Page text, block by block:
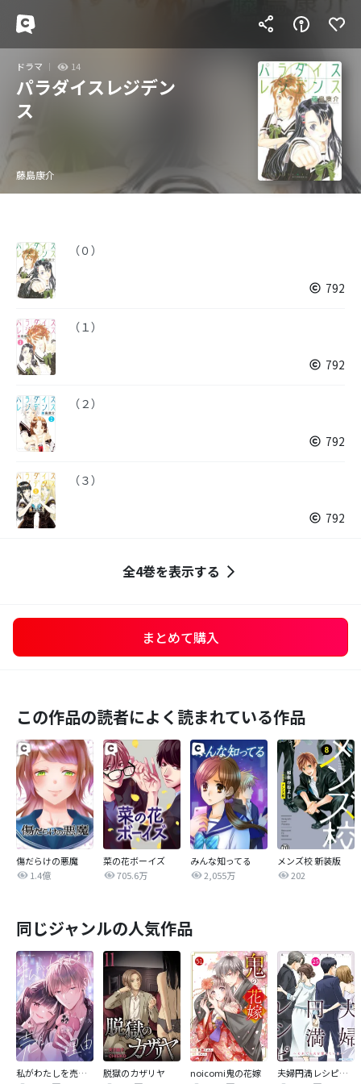
ドラマ 14
パラダイスレジデン
ス
藤島康介
（０）
792
（１）
792
（２）
792
（３）
792
全4巻を表示する
まとめて購入
この作品の読者によく読まれている作品
傷だらけの悪魔
1.4億
菜の花ボーイズ
705.6万
みんな知ってる
2,055万
メンズ校 新装版
202
同じジャンルの人気作品
私がわたしを売る理由
脱獄のカザリヤ
noicomi鬼の花嫁
夫婦円満レシピ～それでも夫を愛している～